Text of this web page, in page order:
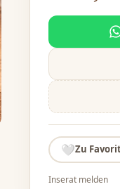
🤍Zu
Inserat melden